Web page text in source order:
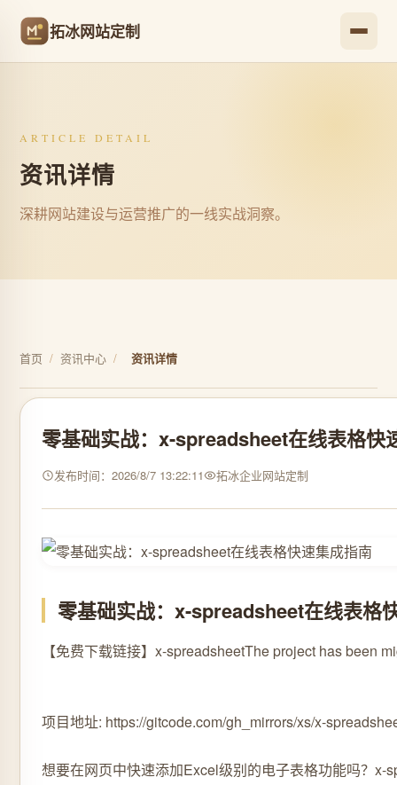
拓冰网站定制
ARTICLE DETAIL
资讯详情
深耕网站建设与运营推广的一线实战洞察。
首页 / 资讯中心 / 资讯详情
零基础实战：x-spreadsheet在线表格快
发布时间：2026/8/7 13:22:11 拓冰企业网站定制
零基础实战：x-spreadsheet在线表格
【免费下载链接】x-spreadsheetThe project has been
项目地址: https://gitcode.com/gh_mirrors/xs/x-
想要在网页中快速添加Excel级别的电子表格功能吗？